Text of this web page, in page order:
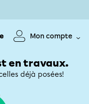
Mon compte
en travaux.
déjà posées!